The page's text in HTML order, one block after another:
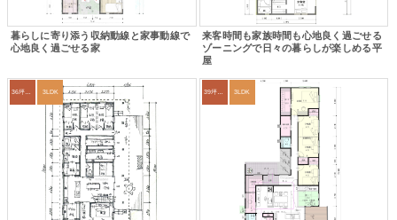
暮らしに寄り添う収納動線と家事動線で
心地良く過ごせる家
来客時間も家族時間も心地良く過ごせる
ゾーニングで日々の暮らしが楽しめる平
屋
3LDK 39坪～42坪 3LDK